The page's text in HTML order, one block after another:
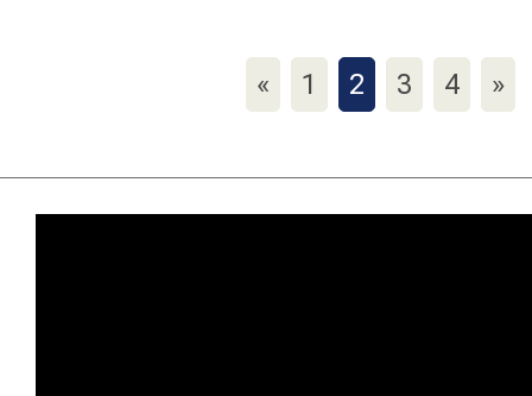
« 1 2 3 4 »